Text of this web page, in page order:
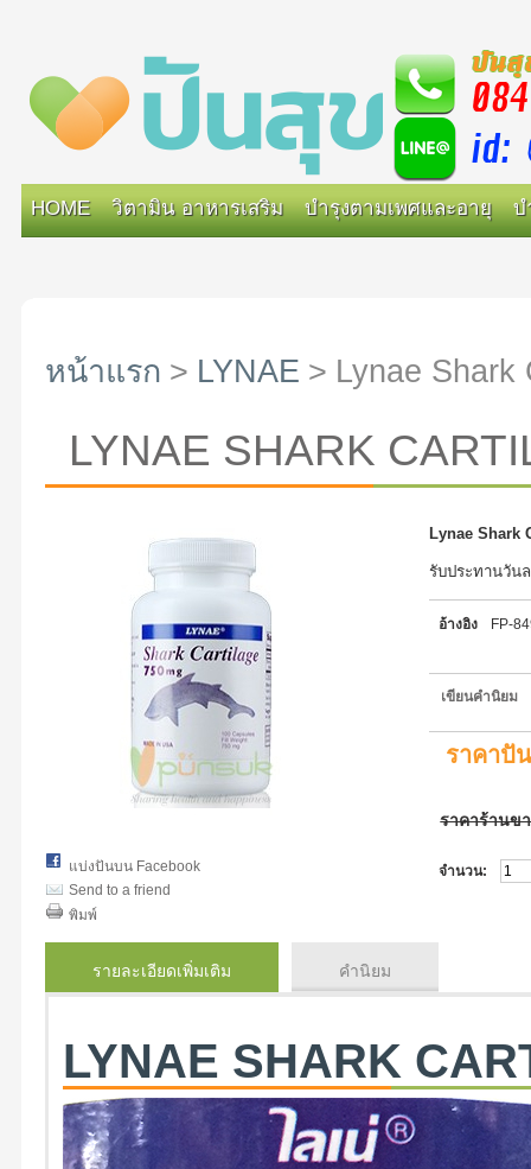
HOME วิตามิน อาหารเสริม บำรุงตามเพศและอายุ บ
หน้าแรก > LYNAE > Lynae Shark
LYNAE SHARK
แบ่งปันบน Facebook
Send to a friend
พิมพ์
Lynae Shark
รับประทานวัน
อ้างอิง FP-
เขียนคำนิยม
ราคาปั
ราคาร้านข
จำนวน:
รายละเอียดเพิ่มเติม คำนิยม
LYNAE SHARK